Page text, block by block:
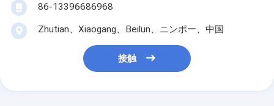
86-13396686968
Zhutian、Xiaogang、Beilun、ニンポー、中国
接触